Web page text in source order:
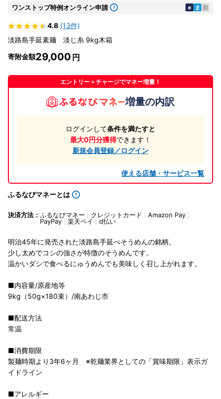
ワンストップ特例オンライン申請 e ま 自
4.8 (13件)
淡路島手延素麺 淡じ糸 9kg木箱
寄附金額29,000
エントリー＋チャージでマネー増量！
増量の内訳
ログインして条件を満たすと
最大0円分獲得できます！
新規会員登録／ログイン
使える店舗・サービス一覧
ふるなびマネーとは
決済方法： ふるなびマネー クレジットカード
Amazon Pay
PayPay
楽天ペイ d払い
明治45年に発売された淡路島手延べそうめんの銘柄。
少し太めでコシの強さが特徴のそうめんです。
温かいダシで食べるにゅうめんでも美味しく召し上がれます。
■内容量/原産地等
9kg（50g×180束）/南あわじ市
■配送方法
常温
■消費期限
製麺時期より3年6ヶ月 ※乾麺業界としての「賞味期限」表示ガ
イドライン
■アレルギー